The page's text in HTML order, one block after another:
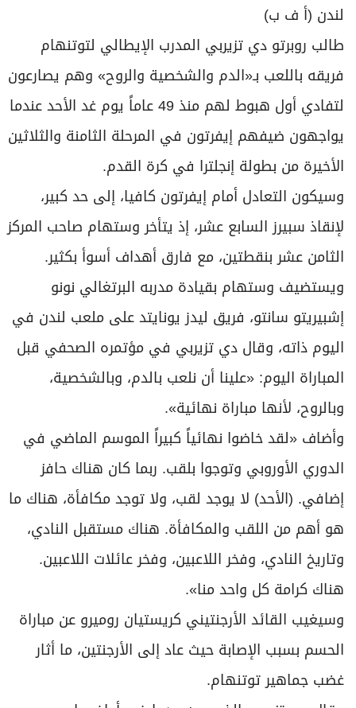
لندن (أ ف ب)
طالب روبرتو دي تزيربي المدرب الإيطالي لتوتنهام
فريقه باللعب بـ«الدم والشخصية والروح» وهم يصارعون
لتفادي أول هبوط لهم منذ 49 عاماً يوم غد الأحد عندما
يواجهون ضيفهم إيفرتون في المرحلة الثامنة والثلاثين
الأخيرة من بطولة إنجلترا في كرة القدم.
وسيكون التعادل أمام إيفرتون كافيا، إلى حد كبير،
لإنقاذ سبيرز السابع عشر، إذ يتأخر وستهام صاحب المركز
الثامن عشر بنقطتين، مع فارق أهداف أسوأ بكثير.
ويستضيف وستهام بقيادة مدربه البرتغالي نونو
إشبيريتو سانتو، فريق ليدز يونايتد على ملعب لندن في
اليوم ذاته، وقال دي تزيربي في مؤتمره الصحفي قبل
المباراة اليوم: «علينا أن نلعب بالدم، وبالشخصية،
وبالروح، لأنها مباراة نهائية».
وأضاف «لقد خاضوا نهائياً كبيراً الموسم الماضي في
الدوري الأوروبي وتوجوا بلقب. ربما كان هناك حافز
إضافي. (الأحد) لا يوجد لقب، ولا توجد مكافأة، هناك ما
هو أهم من اللقب والمكافأة. هناك مستقبل النادي،
وتاريخ النادي، وفخر اللاعبين، وفخر عائلات اللاعبين.
هناك كرامة كل واحد منا».
وسيغيب القائد الأرجنتيني كريستيان روميرو عن مباراة
الحسم بسبب الإصابة حيث عاد إلى الأرجنتين، ما أثار
غضب جماهير توتنهام.